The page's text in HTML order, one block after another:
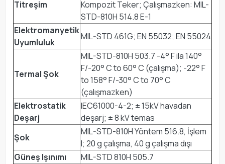
Titreşim
Kompozit Teker; Çalışmazken: MIL-
STD-810H 514.8 E-1
Elektromanyetik
Uyumluluk
MIL-STD 461G; EN 55032; EN 55024
Termal Şok
MIL-STD-810H 503.7 -4° F ila 140°
F/-20° C to 60° C (çalışma); -22° F
to 158° F/-30° C to 70° C
(çalışmazken)
Elektrostatik
Deşarj
IEC61000-4-2; ± 15kV havadan
deşarj; ± 8 kV temas
Şok
MIL-STD-810H Yöntem 516.8, İşlem
I; 20 g çalışma, 40 g çalışma dışı
Güneş Işınımı
MIL-STD 810H 505.7